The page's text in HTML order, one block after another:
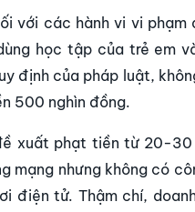
với các hành vi vi phạm
học tập của trẻ em
định của pháp luật,
500 nghìn đồng.
xuất phạt tiền từ 20-
mạng nhưng không có
điện tử. Thậm chí,